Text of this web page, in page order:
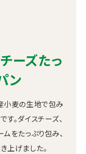
ーズたっ
ン
小麦の生地で包み
す。ダイスチーズ、
をたっぷり包み、
上げました。